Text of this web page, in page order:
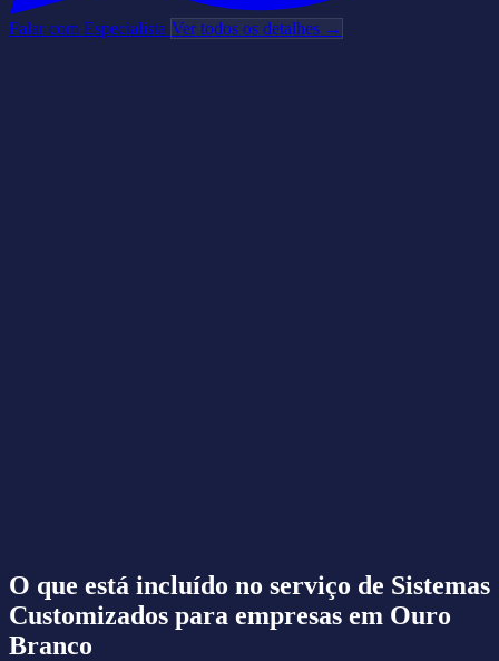
Falar com Especialista Ver todos os detalhes →
O que está incluído no serviço de Sistemas
Customizados para empresas em Ouro
Branco